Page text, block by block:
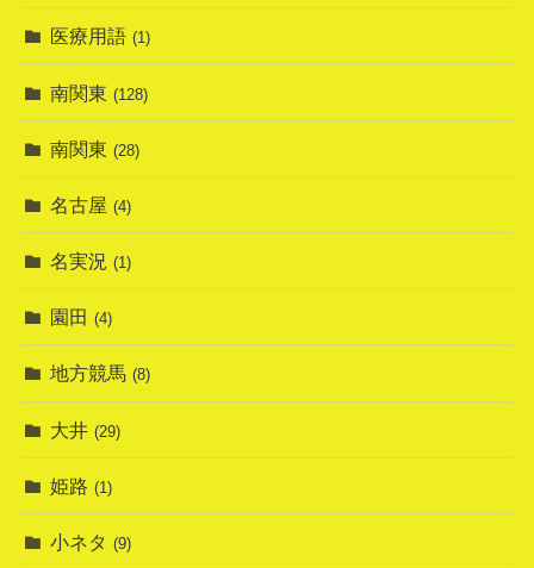
医療用語 (1)
南関東 (128)
南関東 (28)
名古屋 (4)
名実況 (1)
園田 (4)
地方競馬 (8)
大井 (29)
姫路 (1)
小ネタ (9)